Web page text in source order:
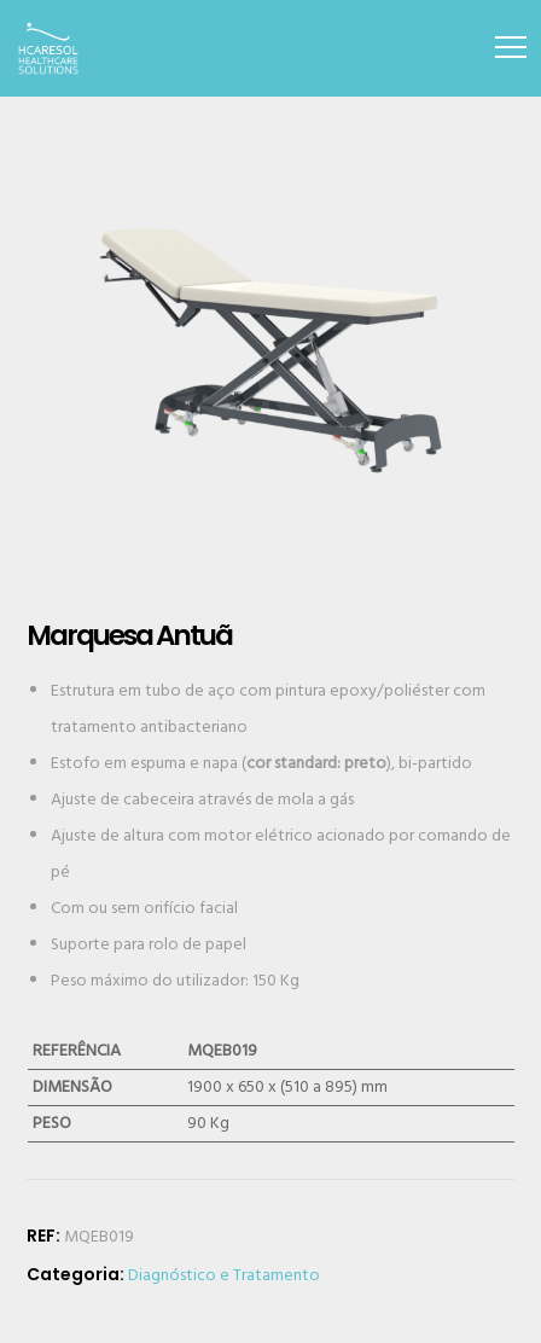
Marquesa Antuã
Estrutura em tubo de aço com pintura epoxy/poliéster com
tratamento antibacteriano
Estofo em espuma e napa (cor standard: preto), bi-partido
Ajuste de cabeceira através de mola a gás
Ajuste de altura com motor elétrico acionado por comando de
pé
Com ou sem orifício facial
Suporte para rolo de papel
Peso máximo do utilizador: 150 Kg
REFERÊNCIA
MQEB019
DIMENSÃO
1900 x 650 x (510 a 895) mm
PESO
90 Kg
REF: MQEB019
Categoria: Diagnóstico e Tratamento